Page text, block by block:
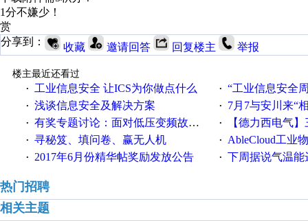
1分不嫌少！
赏
分享到：
收藏 邀请回答 回复楼主 举报
楼主最近还看过
·
工业信息安全 让ICS为你做点什么 · “工业信息安全周之我见”
· 浅谈信息安全及解决方案 · 7月7与安川来“
· 有奖专题讨论：面对低压变频故障，老手是这样解决的！ · 【德力西电气】三
· 寻秘笈、填问卷、赢无人机 · AbleCloud工业物联
· 2017年6月份精华帖奖励发放公告 · 下周据说气温能
热门招聘
相关主题